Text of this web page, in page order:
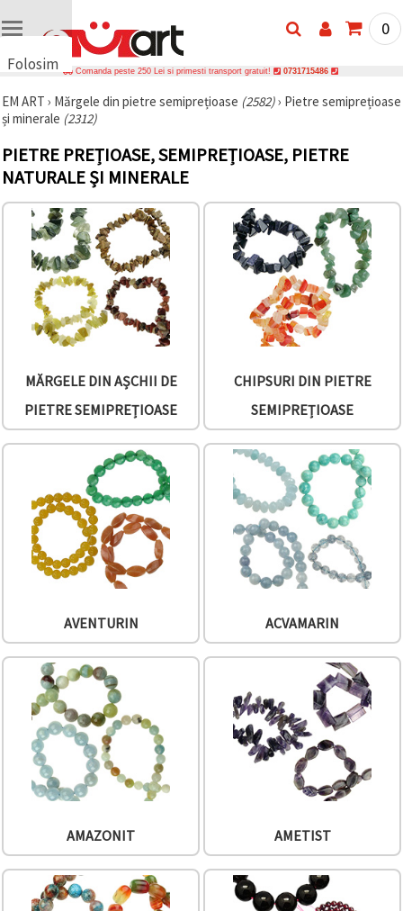
Folosim
uri
🍪 Folosim
și
tehnologii
similare
pentru a
asigura
funcționarea
corectă a
site-ului,
pentru a vă
îmbunătăți
experiența
acordul
dumneavoastră,
analiza
traficul și a
afișa
conținut și
reclame
mai
partenerilor
noștri de
analiză și
marketing.
Puteți fi de
urile făcând
clic pe
"acceptati
toate!" Sau
indicați
preferințele
în setări
selectând
un tip de
cookie -uri
Аcceptati
0
Comanda peste 250 Lei si primesti transport gratuit! 0731715486
EM ART › Mărgele din pietre semiprețioase (2582)› Pietre semiprețioase
și minerale (2312)
PIETRE PREȚIOASE, SEMIPREȚIOASE, PIETRE
NATURALE ȘI MINERALE
MĂRGELE DIN AȘCHII DE
PIETRE SEMIPREȚIOASE
CHIPSURI DIN PIETRE
SEMIPREȚIOASE
AVENTURIN ACVAMARIN
AMAZONIT AMETIST